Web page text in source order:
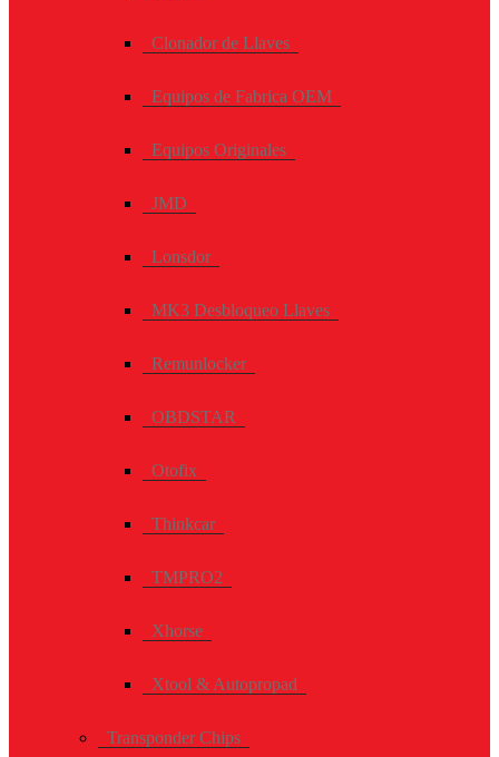
Clonador de Llaves
Equipos de Fabrica OEM
Equipos Originales
JMD
Lonsdor
MK3 Desbloqueo Llaves
Remunlocker
OBDSTAR
Otofix
Thinkcar
TMPRO2
Xhorse
Xtool & Autopropad
Transponder Chips